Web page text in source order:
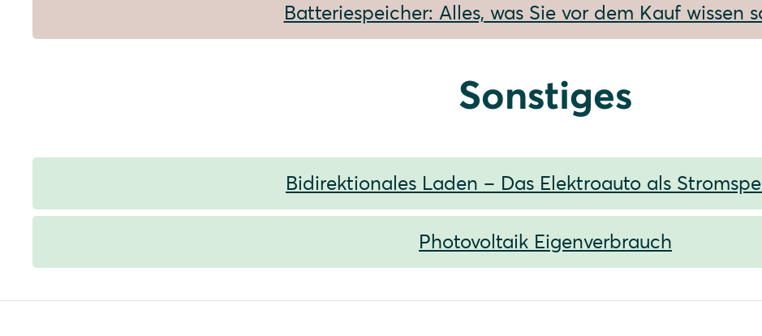
Batteriespeicher: Alles, was Sie vor dem Kauf wissen
Sonstiges
Bidirektionales Laden – Das Elektroauto als
Photovoltaik Eigenverbrauch